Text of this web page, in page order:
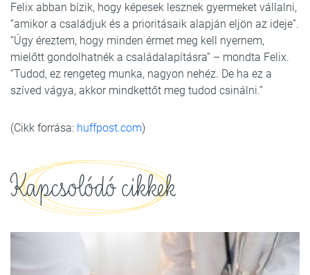
Felix abban bízik, hogy képesek lesznek gyermeket vállalni,
“amikor a családjuk és a prioritásaik alapján eljön az ideje”.
“Úgy éreztem, hogy minden érmet meg kell nyernem,
mielőtt gondolhatnék a családalapításra” – mondta Felix.
“Tudod, ez rengeteg munka, nagyon nehéz. De ha ez a
szíved vágya, akkor mindkettőt meg tudod csinálni.”
(Cikk forrása: huffpost.com)
Kapcsolódó cikkek